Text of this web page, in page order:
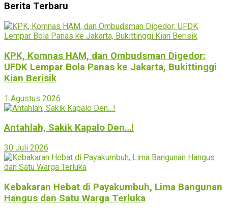
Berita Terbaru
KPK, Komnas HAM, dan Ombudsman Digedor:
UFDK Lempar Bola Panas ke Jakarta, Bukittinggi
Kian Berisik
1 Agustus 2026
Antahlah, Sakik Kapalo Den…!
30 Juli 2026
Kebakaran Hebat di Payakumbuh, Lima Bangunan
Hangus dan Satu Warga Terluka